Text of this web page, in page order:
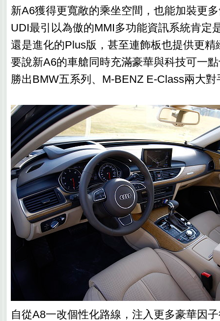
新A6獲得更寬敞的乘坐空間，也能加裝更
UDI最引以為傲的MMI多功能資訊系統肯定
還是進化的Plus版，甚至連飾板也提供更精
要說新A6的車艙同時充滿豪華與科技可一
勝出BMW五系列、M-BENZ E-Class兩大對
自從A8一改個性化路線，注入更多豪華因